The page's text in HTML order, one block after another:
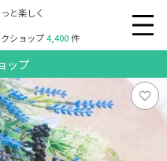
と楽しく
ショップ4,400件
ップ